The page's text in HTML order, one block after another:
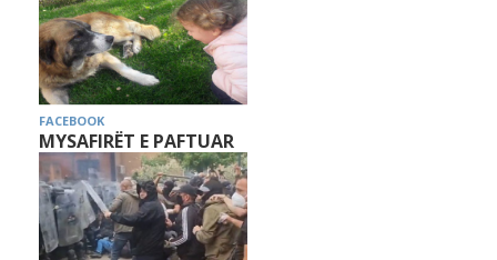
FACEBOOK
MYSAFIRËT E PAFTUAR